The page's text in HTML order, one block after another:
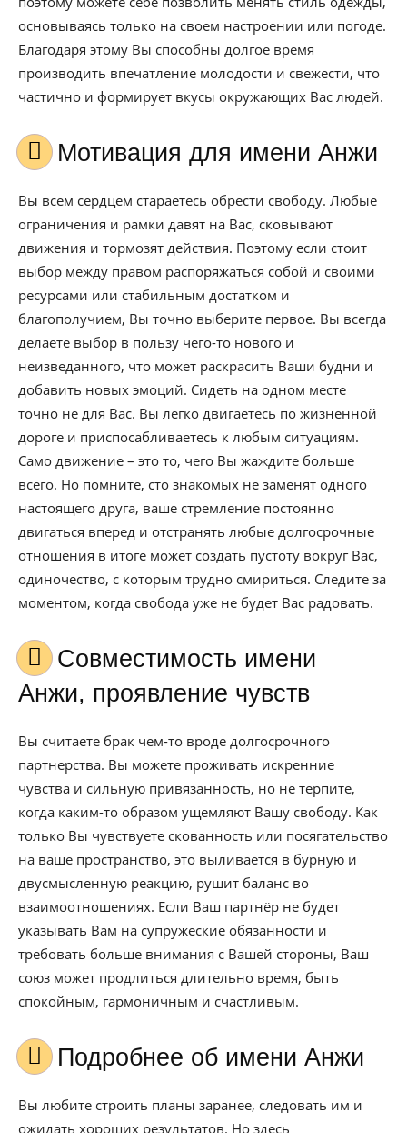
основываясь только на своем настроении или погоде.
Благодаря этому Вы способны долгое время
производить впечатление молодости и свежести, что
частично и формирует вкусы окружающих Вас людей.
Мотивация для имени Анжи
Вы всем сердцем стараетесь обрести свободу. Любые
ограничения и рамки давят на Вас, сковывают
движения и тормозят действия. Поэтому если стоит
выбор между правом распоряжаться собой и своими
ресурсами или стабильным достатком и
благополучием, Вы точно выберите первое. Вы всегда
делаете выбор в пользу чего-то нового и
неизведанного, что может раскрасить Ваши будни и
добавить новых эмоций. Сидеть на одном месте
точно не для Вас. Вы легко двигаетесь по жизненной
дороге и приспосабливаетесь к любым ситуациям.
Само движение – это то, чего Вы жаждите больше
всего. Но помните, сто знакомых не заменят одного
настоящего друга, ваше стремление постоянно
двигаться вперед и отстранять любые долгосрочные
отношения в итоге может создать пустоту вокруг Вас,
одиночество, с которым трудно смириться. Следите за
моментом, когда свобода уже не будет Вас радовать.
Совместимость имени
Анжи, проявление чувств
Вы считаете брак чем-то вроде долгосрочного
партнерства. Вы можете проживать искренние
чувства и сильную привязанность, но не терпите,
когда каким-то образом ущемляют Вашу свободу. Как
только Вы чувствуете скованность или посягательство
на ваше пространство, это выливается в бурную и
двусмысленную реакцию, рушит баланс во
взаимоотношениях. Если Ваш партнёр не будет
указывать Вам на супружеские обязанности и
требовать больше внимания с Вашей стороны, Ваш
союз может продлиться длительно время, быть
спокойным, гармоничным и счастливым.
Подробнее об имени Анжи
Вы любите строить планы заранее, следовать им и
ожидать хороших результатов. Но здесь